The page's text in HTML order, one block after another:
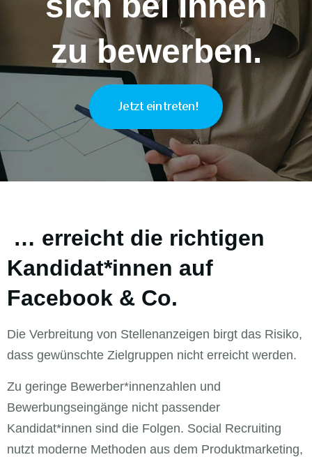
zu bewerben.
Jetzt eintreten!
… erreicht die richtigen
Kandidat*innen auf
Facebook & Co.
Die Verbreitung von Stellenanzeigen birgt das Risiko,
dass gewünschte Zielgruppen nicht erreicht werden.
Zu geringe Bewerber*innenzahlen und
Bewerbungseingänge nicht passender
Kandidat*innen sind die Folgen. Social Recruiting
nutzt moderne Methoden aus dem Produktmarketing,